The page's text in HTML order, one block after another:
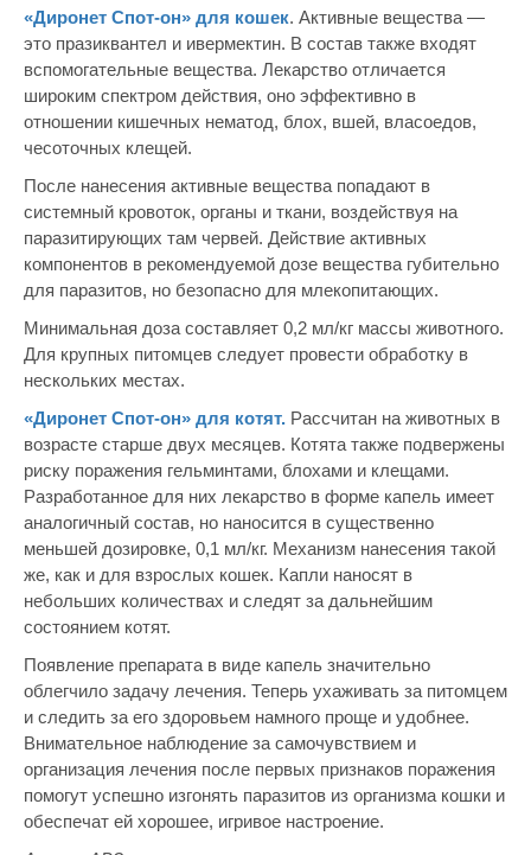
«Диронет Спот-он» для кошек. Активные вещества —
это празиквантел и ивермектин. В состав также входят
вспомогательные вещества. Лекарство отличается
широким спектром действия, оно эффективно в
отношении кишечных нематод, блох, вшей, власоедов,
чесоточных клещей.
После нанесения активные вещества попадают в
системный кровоток, органы и ткани, воздействуя на
паразитирующих там червей. Действие активных
компонентов в рекомендуемой дозе вещества губительно
для паразитов, но безопасно для млекопитающих.
Минимальная доза составляет 0,2 мл/кг массы животного.
Для крупных питомцев следует провести обработку в
нескольких местах.
«Диронет Спот-он» для котят. Рассчитан на животных в
возрасте старше двух месяцев. Котята также подвержены
риску поражения гельминтами, блохами и клещами.
Разработанное для них лекарство в форме капель имеет
аналогичный состав, но наносится в существенно
меньшей дозировке, 0,1 мл/кг. Механизм нанесения такой
же, как и для взрослых кошек. Капли наносят в
небольших количествах и следят за дальнейшим
состоянием котят.
Появление препарата в виде капель значительно
облегчило задачу лечения. Теперь ухаживать за питомцем
и следить за его здоровьем намного проще и удобнее.
Внимательное наблюдение за самочувствием и
организация лечения после первых признаков поражения
помогут успешно изгонять паразитов из организма кошки и
обеспечат ей хорошее, игривое настроение.